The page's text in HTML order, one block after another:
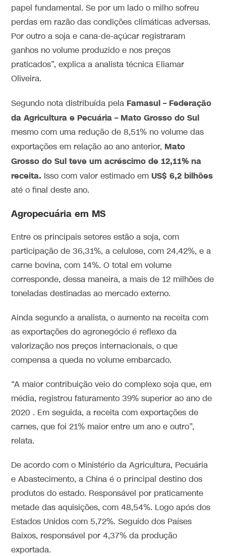
papel fundamental. Se por um lado o milho sofreu
perdas em razão das condições climáticas adversas.
Por outro a soja e cana-de-açúcar registraram
ganhos no volume produzido e nos preços
praticados”, explica a analista técnica Eliamar
Oliveira.
Segundo nota distribuída pela Famasul – Federação
da Agricultura e Pecuária – Mato Grosso do Sul
mesmo com uma redução de 8,51% no volume das
exportações em relação ao ano anterior, Mato
Grosso do Sul teve um acréscimo de 12,11% na
receita. Isso com valor estimado emUS$ 6,2 bilhões
até o final deste ano.
Agropecuária em MS
Entre os principais setores estão a soja, com
participação de 36,31%, a celulose, com 24,42%, e a
carne bovina, com 14%. O total em volume
corresponde, dessa maneira, a mais de 12 milhões de
toneladas destinadas ao mercado externo.
Ainda segundo a analista, o aumento na receita com
as exportações do agronegócio é reflexo da
valorização nos preços internacionais, o que
compensa a queda no volume embarcado.
“A maior contribuição veio do complexo soja que, em
média, registrou faturamento 39% superior ao ano de
2020 . Em seguida, a receita com exportações de
carnes, que foi 21% maior entre um ano e outro”,
relata.
De acordo com o Ministério da Agricultura, Pecuária
e Abastecimento, a China é o principal destino dos
produtos do estado. Responsável por praticamente
metade das aquisições, com 48,54%. Logo após dos
Estados Unidos com 5,72%. Seguido dos Países
Baixos, responsável por 4,37% da produção
exportada.